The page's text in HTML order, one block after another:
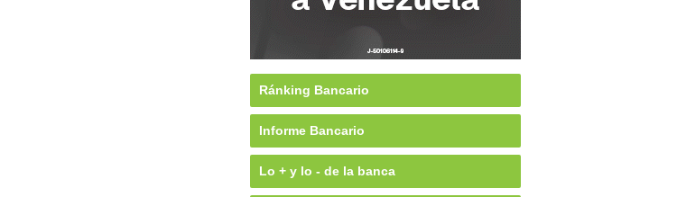
Ránking Bancario
Informe Bancario
Lo + y lo - de la banca